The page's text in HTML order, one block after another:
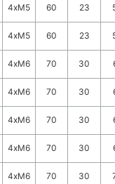
4xM5 60 23
4xM5 60 23
4xM6 70 30
4xM6 70 30
4xM6 70 30
4xM6 70 30
4xM6 70 30